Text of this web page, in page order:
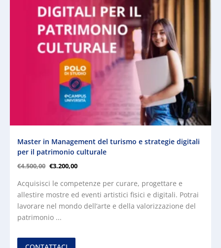
Master in Management del turismo e strategie digitali
per il patrimonio culturale
€4.500,00 €3.200,00
Acquisisci le competenze per curare, progettare e
allestire mostre ed eventi artistici fisici e digitali. Potrai
lavorare nel mondo dell’arte e della valorizzazione del
patrimonio ...